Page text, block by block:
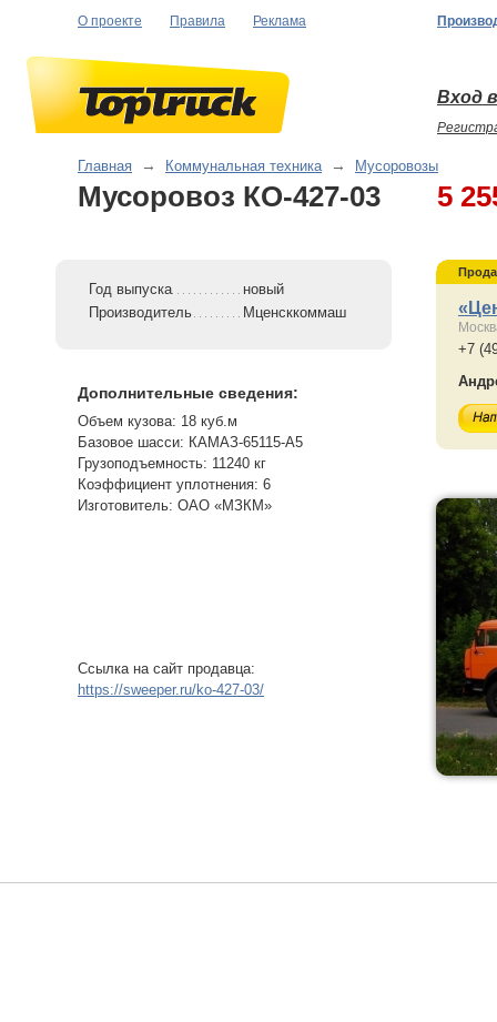
О проекте Правила Реклама
Вход
Главная → Коммунальная техника → Мусоровозы
Мусоровоз КО-427-03 5
Год выпуска
новый
Производитель
Мценсккоммаш
Дополнительные сведения:
Объем кузова: 18 куб.м
Базовое шасси: КАМАЗ-65115-А5
Грузоподъемность: 11240 кг
Коэффициент уплотнения: 6
Изготовитель: ОАО «МЗКМ»
Ссылка на сайт продавца:
https://sweeper.ru/ko-427-03/
+7